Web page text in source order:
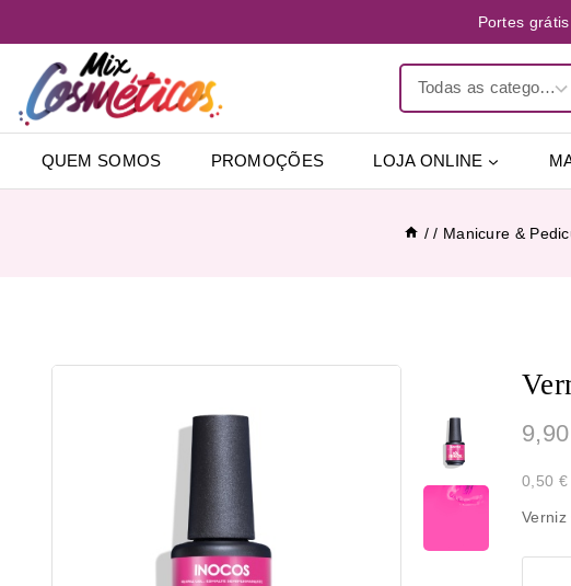
Portes
QUEM SOMOS PROMOÇÕES LOJA ONLINE
/ / Manicure &
9,90
0,50 €